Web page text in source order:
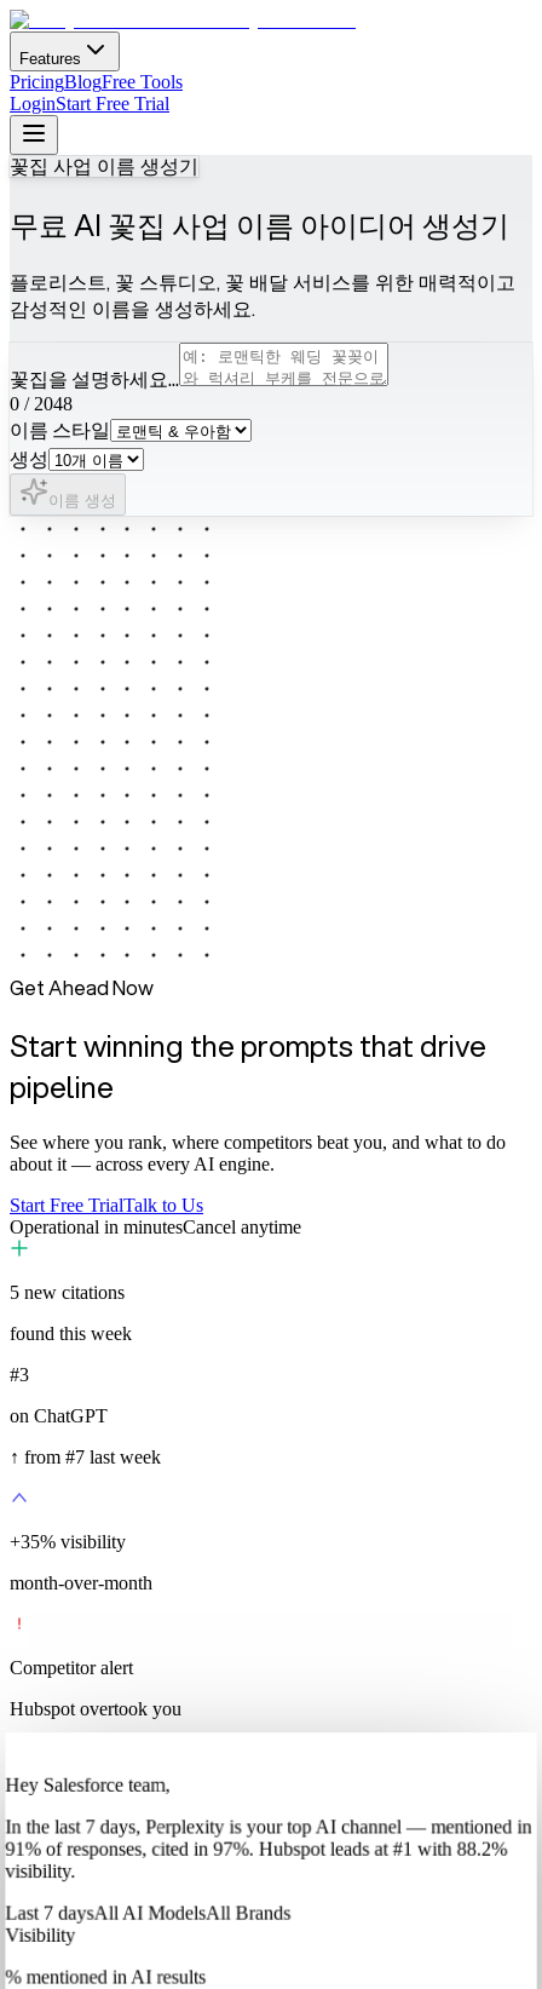
Features
PricingBlogFree Tools
LoginStart Free Trial
꽃집 사업 이름 생성기
무료 AI 꽃집 사업 이름 아이디어 생성기
플로리스트, 꽃 스튜디오, 꽃 배달 서비스를 위한 매력적이고
감성적인 이름을 생성하세요.
꽃집을 설명하세요...
0 / 2048
이름 스타일
생성
이름 생성
Get Ahead Now
Start winning the prompts that drive
pipeline
See where you rank, where competitors beat you, and what to do
about it — across every AI engine.
Start Free TrialTalk to Us
Operational in minutesCancel anytime
5 new citations
found this week
#3
on ChatGPT
↑ from #7 last week
+35% visibility
month-over-month
Competitor alert
Hubspot overtook you
Hey Salesforce team,
Inthe last 7 days, Perplexityis your top AI channel — mentioned in
91% of responses, cited in 97%. Hubspotleads at #1 with 88.2%
visibility.
Last 7 daysAll AI ModelsAll Brands
Visibility
% mentioned in AI results